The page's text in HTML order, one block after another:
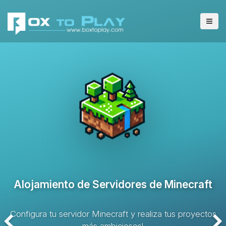
Solución de alojamiento con recursos dedicados y